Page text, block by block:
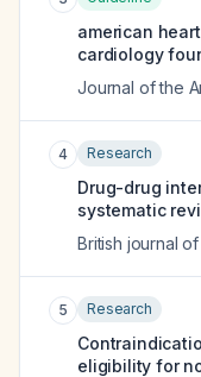
american
cardiology
Journal of the
4 Research
Drug-drug
systematic
British journal
5 Research
eligibility for